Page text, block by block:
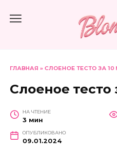
ГЛАВНАЯ » СЛОЕНОЕ ТЕСТО ЗА 10
Слоеное тесто
НА ЧТЕНИЕ
3 мин
ОПУБЛИКОВАНО
09.01.2024